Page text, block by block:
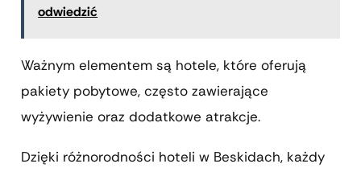
odwiedzić
Ważnym elementem są hotele, które oferują
pakiety pobytowe, często zawierające
wyżywienie oraz dodatkowe atrakcje.
Dzięki różnorodności hoteli w Beskidach, każdy